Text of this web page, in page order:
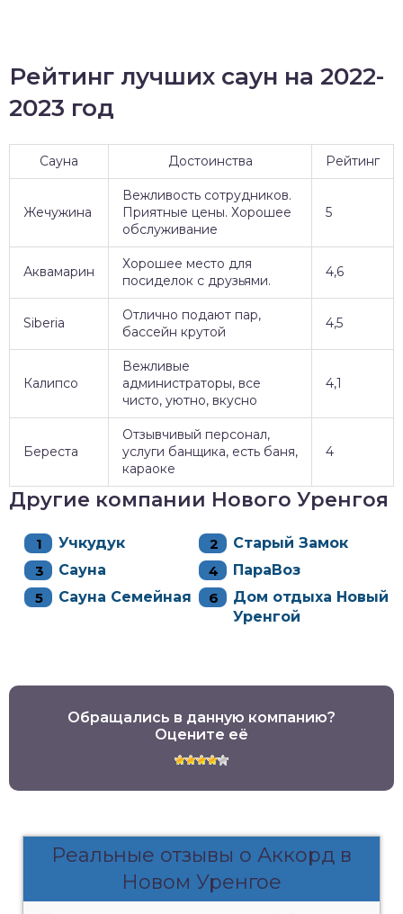
Рейтинг лучших саун на 2022-
2023 год
Сауна Достоинства Рейтинг
Жечужина
Вежливость сотрудников.
Приятные цены. Хорошее
обслуживание
5
Аквамарин
Хорошее место для
посиделок с друзьями.
4,6
Siberia
Отлично подают пар,
бассейн крутой
4,5
Калипсо
Вежливые
администраторы, все
чисто, уютно, вкусно
4,1
Береста
Отзывчивый персонал,
услуги банщика, есть баня,
караоке
4
Другие компании Нового Уренгоя
Учкудук
Старый Замок
Сауна
ПараВоз
Сауна Семейная
Дом отдыха Новый
Уренгой
Обращались в данную компанию?
Оцените её
Реальные отзывы о Аккорд в
Новом Уренгое